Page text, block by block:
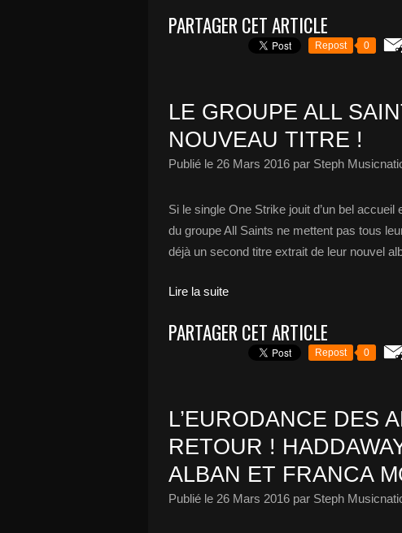
PARTAGER CET ARTICLE
Repost 0
LE GROUPE ALL
NOUVEAU TITRE !
Publié le 26 Mars 2016 par Steph
Si le single One Strike jouit d’un bel
du groupe All Saints ne mettent pas tous
déjà un second titre extrait de leur nouvel
Lire la suite
PARTAGER CET ARTICLE
Repost 0
L’EURODANCE DES
RETOUR !
ALBAN ET FRANCA
Publié le 26 Mars 2016 par Steph